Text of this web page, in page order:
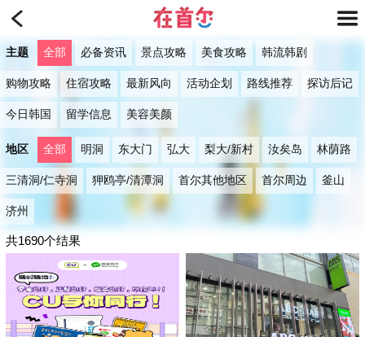
主题 全部 必备资讯 景点攻略 美食攻略 韩流韩剧
购物攻略 住宿攻略 最新风向 活动企划 路线推荐 探访后记
今日韩国 留学信息 美容美颜
地区 全部 明洞 东大门 弘大 梨大/新村 汝矣岛 林荫路
三清洞/仁寺洞 狎鸥亭/清潭洞 首尔其他地区 首尔周边 釜山
济州
共1690个结果